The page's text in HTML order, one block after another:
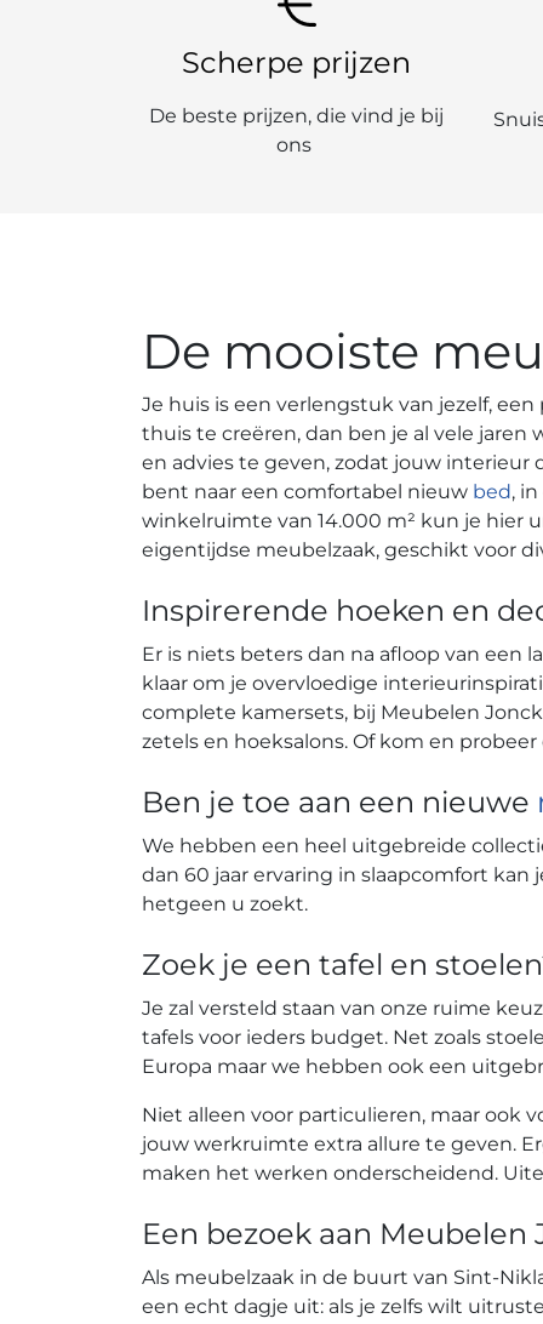
Scherpe prijzen
De beste prijzen, die vind je bij
ons
De mooiste
Je huis is een verlengstuk van jezelf,
thuis te creëren, dan ben je al vele jaren
en advies te geven, zodat jouw interieur
bent naar een comfortabel nieuw bed,
winkelruimte van 14.000 m² kun je hier
eigentijdse meubelzaak, geschikt voor
Inspirerende hoeken en
Er is niets beters dan na afloop van een
klaar om je overvloedige
complete kamersets, bij Meubelen
zetels en hoeksalons. Of kom en probeer
Ben je toe aan een nieuwe
We hebben een heel uitgebreide
dan 60 jaar ervaring in slaapcomfort
hetgeen u zoekt.
Zoek je een tafel en
Je zal versteld staan van onze ruime
tafels voor ieders budget. Net zoals
Europa maar we hebben ook een
Niet alleen voor particulieren, maar ook
jouw werkruimte extra allure te geven.
maken het werken onderscheidend.
Een bezoek aan
Als meubelzaak in de buurt van Sint-
een echt dagje uit: als je zelfs wilt